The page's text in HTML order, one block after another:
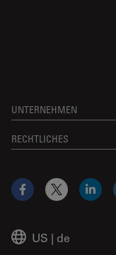
UNTERNEHMEN
RECHTLICHES
US | de
Facebook
X